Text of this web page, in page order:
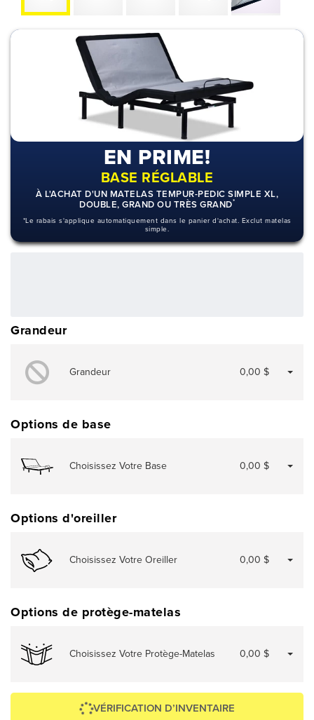
EN PRIME!
BASE RÉGLABLE
À L'ACHAT D'UN MATELAS TEMPUR-PEDIC SIMPLE XL,
DOUBLE, GRAND OU TRÈS GRAND*
*Le rabais s'applique automatiquement dans le panier d'achat. Exclut matelas
simple.
Grandeur
Grandeur 0,00 $
Options de base
Choisissez Votre Base 0,00 $
Options d'oreiller
Choisissez Votre Oreiller 0,00 $
Options de protège-matelas
Choisissez Votre Protège-Matelas 0,00 $
VÉRIFICATION D’INVENTAIRE